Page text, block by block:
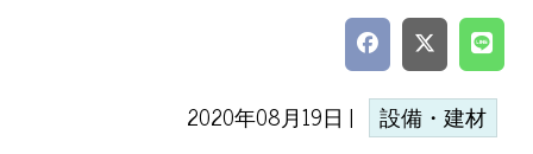
2020年08月19日 | 設備・建材